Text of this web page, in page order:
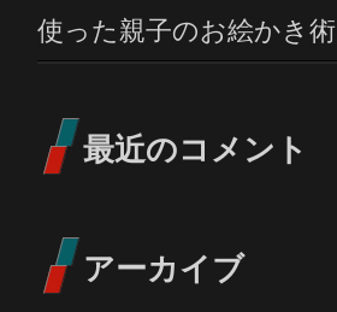
使った親子のお絵かき術
最近のコメント
アーカイブ